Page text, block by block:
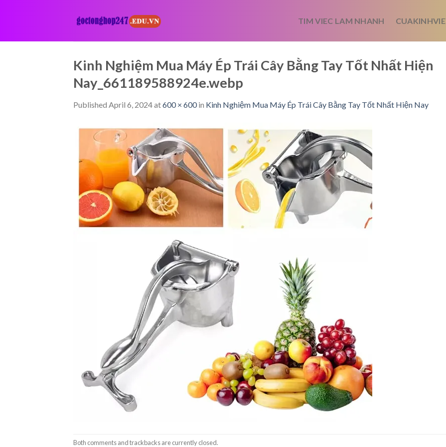
TIM VIEC LAM NHANH
Kinh Nghiệm Mua Máy Ép Trái Cây Bằng Tay Tốt Nhất Hiện
Nay_661189588924e.webp
Published April 6, 2024at600 × 600in Kinh Nghiệm Mua Máy Ép Trái Cây Bằng Tay Tốt Nhất Hiện Nay
Both comments and trackbacks are currently closed.